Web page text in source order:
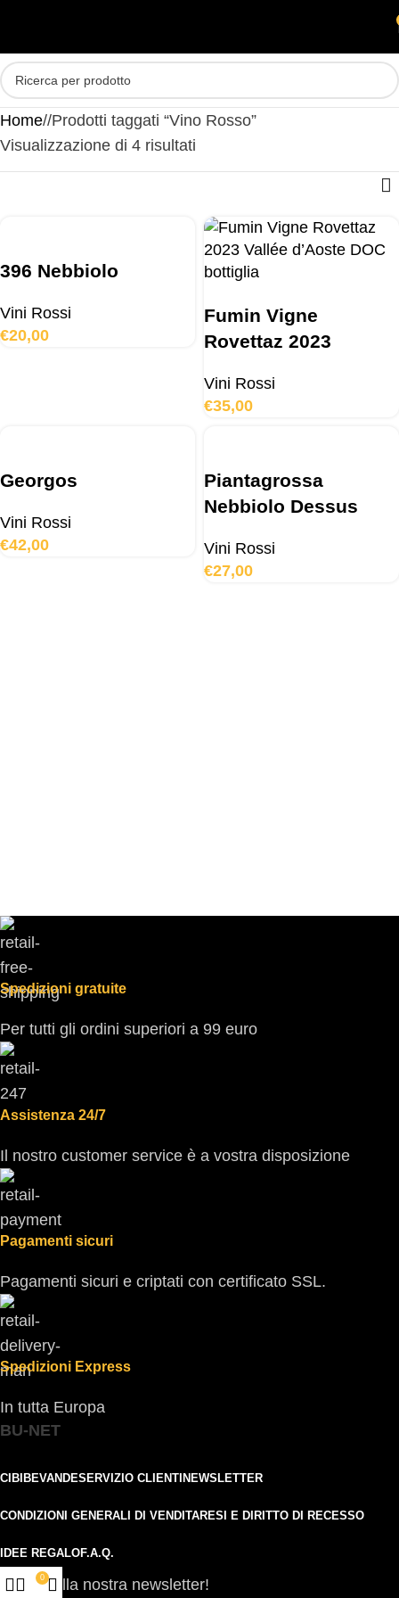
Home/ Prodotti taggati “Vino Rosso”
Visualizzazione di 4 risultati
396 Nebbiolo
Vini Rossi
€20,00
Fumin Vigne
Rovettaz 2023
Vini Rossi
€35,00
Georgos
Vini Rossi
€42,00
Piantagrossa
Nebbiolo Dessus
Vini Rossi
€27,00
Spedizioni gratuite
Per tutti gli ordini superiori a 99 euro
Assistenza 24/7
Il nostro customer service è a vostra disposizione
Pagamenti sicuri
Pagamenti sicuri e criptati con certificato SSL.
Spedizioni Express
In tutta Europa
BU-NET
CIBI BEVANDESERVIZIO CLIENTI NEWSLETTER
CONDIZIONI GENERALI DI VENDITARESI E DIRITTO DI RECESSO
IDEE REGALOF.A.Q.
Iscriviti alla nostra newsletter!
0